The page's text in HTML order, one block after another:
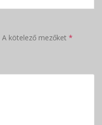
A kötelező mezőket *